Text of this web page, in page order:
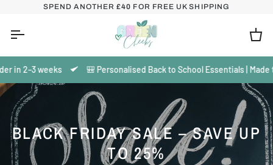
SPEND ANOTHER£40 FOR FREE UK SHIPPING
weeks 🎒 Personalised Back to School Essentials | Made to
BLACK FRIDAY SALE – SAVE UP
TO 25%